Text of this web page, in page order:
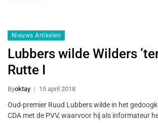
Nieuws Artikelen
Lubbers wilde Wilders
Rutte I
Byoktay 15 april 2018
Oud-premier Ruud Lubbers wilde in het
CDA met de PVV, waarvoor hij als informateur